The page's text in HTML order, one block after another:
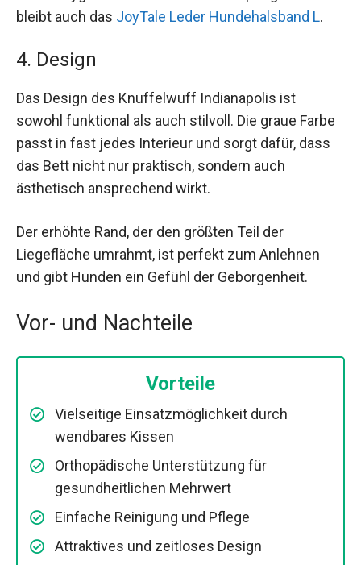
bleibt auch das JoyTale Leder Hundehalsband L.
4. Design
Das Design des Knuffelwuff Indianapolis ist
sowohl funktional als auch stilvoll. Die graue Farbe
passt in fast jedes Interieur und sorgt dafür, dass
das Bett nicht nur praktisch, sondern auch
ästhetisch ansprechend wirkt.
Der erhöhte Rand, der den größten Teil der
Liegefläche umrahmt, ist perfekt zum Anlehnen
und gibt Hunden ein Gefühl der Geborgenheit.
Vor- und Nachteile
Vorteile
Vielseitige Einsatzmöglichkeit durch
wendbares Kissen
Orthopädische Unterstützung für
gesundheitlichen Mehrwert
Einfache Reinigung und Pflege
Attraktives und zeitloses Design